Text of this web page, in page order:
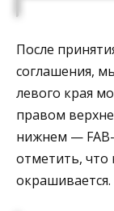
После
соглашения,
левого края
правом
нижнем — FAB-
отметить, что
окрашивается.